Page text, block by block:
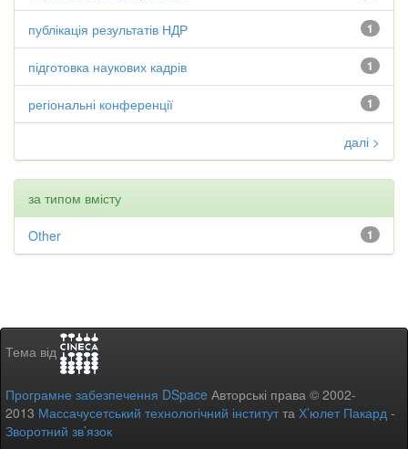
1
публікація результатів НДР
1
підготовка наукових кадрів
1
регіональні конференції
далі >
за типом вмісту
1
Other
Тема від
Програмне забезпечення DSpace Авторські права © 2002-
2013 Массачусетський технологічний інститутта Х’юлет Пакард -
Зворотний зв’язок